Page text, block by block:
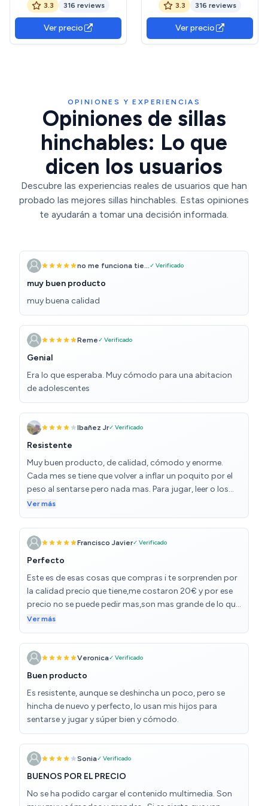
exterior, camping, jardín,
elegante tela de felpa
suave para adultos y niños,
individual (rojo esférico)
3.3 316 reviews
Ver precio
exterior, camping, jardín,
elegante tela de felpa
suave para adultos y niños,
individual (azul esférico)
3.3 316 reviews
Ver precio
OPINIONES Y EXPERIENCIAS
Opiniones de sillas
hinchables: Lo que
dicen los usuarios
Descubre las experiencias reales de usuarios que han
probado las mejores sillas hinchables. Estas opiniones
te ayudarán a tomar una decisión informada.
no me funciona tie... ✓ Verificado
muy buen producto
muy buena calidad
Reme✓ Verificado
Genial
Era lo que esperaba. Muy cómodo para una abitacion
de adolescentes
Ibañez Jr✓ Verificado
Resistente
Muy buen producto, de calidad, cómodo y enorme.
Cada mes se tiene que volver a inflar un poquito por el
peso al sentarse pero nada mas. Para jugar, leer o los
peques ver peliculas, contentisimo con mi compra.
Ver más
Francisco Javier✓ Verificado
Perfecto
Este es de esas cosas que compras i te sorprenden por
la calidad precio que tiene,me costaron 20€ y por ese
precio no se puede pedir mas,son mas grande de lo que
creía y muy comodos,en principo eran para ir de
acampada pero al final los usamos tambien en casa,
llevamos 7 meses usando uno y sigue como el primer
dia (muy de vez en cuando lo hinchamos un poco y
listo) Recomendadisimo
Ver más
Veronica✓ Verificado
Buen producto
Es resistente, aunque se deshincha un poco, pero se
hincha de nuevo y perfecto, lo usan mis hijos para
sentarse y jugar y súper bien y cómodo.
Sonia✓ Verificado
BUENOS POR EL PRECIO
No se ha podido cargar el contenido multimedia. Son